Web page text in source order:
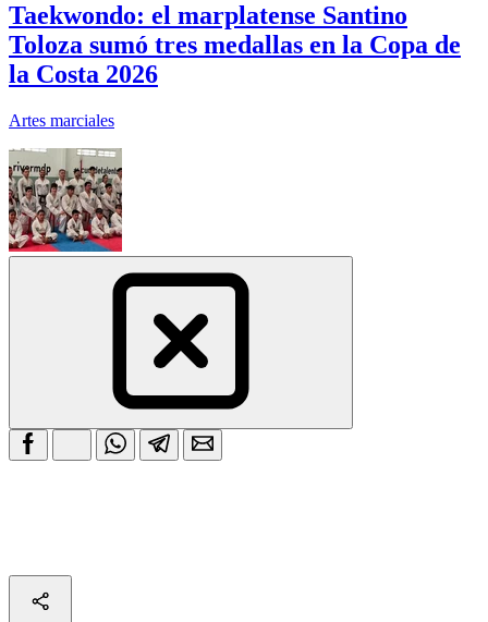
Taekwondo: el marplatense Santino
Toloza sumó tres medallas en la Copa de
la Costa 2026
Artes marciales